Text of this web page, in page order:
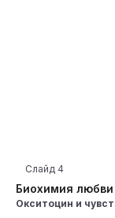
Биохимия
Слайд 4
Окситоцин и